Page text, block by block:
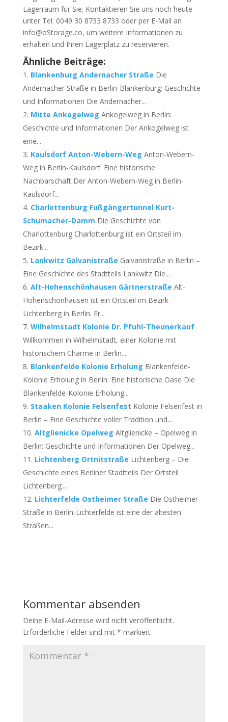
Lagerraum für Sie. Kontaktieren Sie uns noch heute
unter Tel: 0049 30 8733 8733 oder per E-Mail an
info@oStorage.co, um weitere Informationen zu
erhalten und Ihren Lagerplatz zu reservieren.
Ähnliche Beiträge:
Blankenburg Andernacher Straße Die
Andernacher Straße in Berlin-Blankenburg: Geschichte
und Informationen Die Andernacher...
Mitte Ankogelweg Ankogelweg in Berlin:
Geschichte und Informationen Der Ankogelweg ist
eine...
Kaulsdorf Anton-Webern-Weg Anton-Webern-
Weg in Berlin-Kaulsdorf: Eine historische
Nachbarschaft Der Anton-Webern-Weg in Berlin-
Kaulsdorf...
Charlottenburg Fußgängertunnel Kurt-
Schumacher-Damm Die Geschichte von
Charlottenburg Charlottenburg ist ein Ortsteil im
Bezirk...
Lankwitz Galvanistraße Galvanistraße in Berlin –
Eine Geschichte des Stadtteils Lankwitz Die...
Alt-Hohenschönhausen Gärtnerstraße Alt-
Hohenschönhausen ist ein Ortsteil im Bezirk
Lichtenberg in Berlin. Er...
Wilhelmstadt Kolonie Dr. Pfuhl-Theunerkauf
Willkommen in Wilhelmstadt, einer Kolonie mit
historischem Charme in Berlin....
Blankenfelde Kolonie Erholung Blankenfelde-
Kolonie Erholung in Berlin: Eine historische Oase Die
Blankenfelde-Kolonie Erholung...
Staaken Kolonie Felsenfest Kolonie Felsenfest in
Berlin – Eine Geschichte voller Tradition und...
Altglienicke Opelweg Altglienicke – Opelweg in
Berlin: Geschichte und Informationen Der Opelweg...
Lichtenberg Ortnitstraße Lichtenberg – Die
Geschichte eines Berliner Stadtteils Der Ortsteil
Lichtenberg...
Lichterfelde Ostheimer Straße Die Ostheimer
Straße in Berlin-Lichterfelde ist eine der ältesten
Straßen...
Kommentar absenden
Deine E-Mail-Adresse wird nicht veröffentlicht.
Erforderliche Felder sind mit * markiert